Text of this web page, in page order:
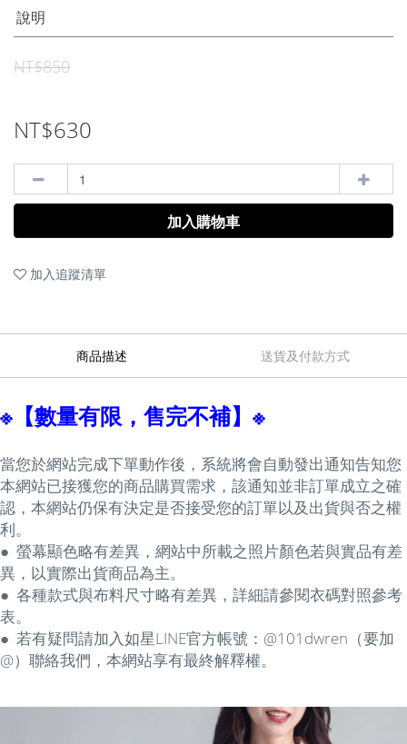
說明
NT$850
NT$630
加入購物車
加入追蹤清單
商品描述 送貨及付款方式
※【數量有限，售完不補】※
當您於網站完成下單動作後，系統將會自動發出通知告知您
本網站已接獲您的商品購買需求，該通知並非訂單成立之確
認，本網站仍保有決定是否接受您的訂單以及出貨與否之權
利。
● 螢幕顯色略有差異，網站中所載之照片顏色若與實品有差
異，以實際出貨商品為主。
● 各種款式與布料尺寸略有差異，詳細請參閱衣碼對照參考
表。
● 若有疑問請加入如星LINE官方帳號：@101dwren（要加
@）聯絡我們，本網站享有最終解釋權。